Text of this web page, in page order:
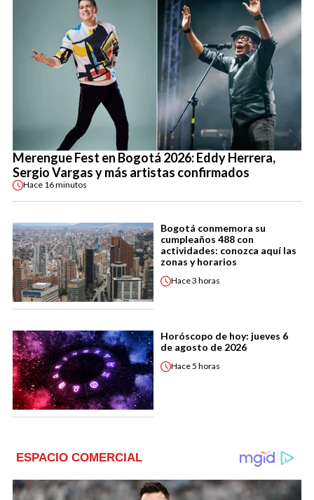
Merengue Fest en Bogotá 2026: Eddy Herrera,
Sergio Vargas y más artistas confirmados
Hace 16 minutos
Bogotá conmemora su
cumpleaños 488 con
actividades: conozca aquí las
zonas y horarios
Hace3 horas
Horóscopo de hoy: jueves 6
de agosto de 2026
Hace5 horas